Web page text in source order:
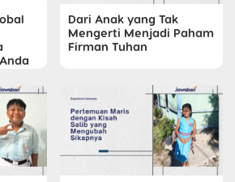
Dari Anak yang Tak
Mengerti Menjadi Paham
Firman Tuhan